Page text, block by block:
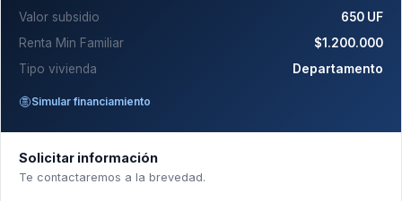
Valor subsidio
650 UF
Renta Min Familiar
$1.200.000
Tipo vivienda
Departamento
Simular financiamiento
Solicitar información
Te contactaremos a la brevedad.